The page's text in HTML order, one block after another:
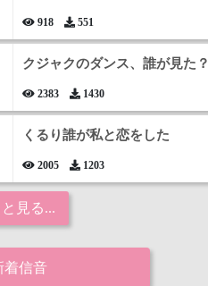
918 551
クジャクのダンス、誰が見た？
2383 1430
くるり誰が私と恋をした
2005 1203
と見る...
着信音